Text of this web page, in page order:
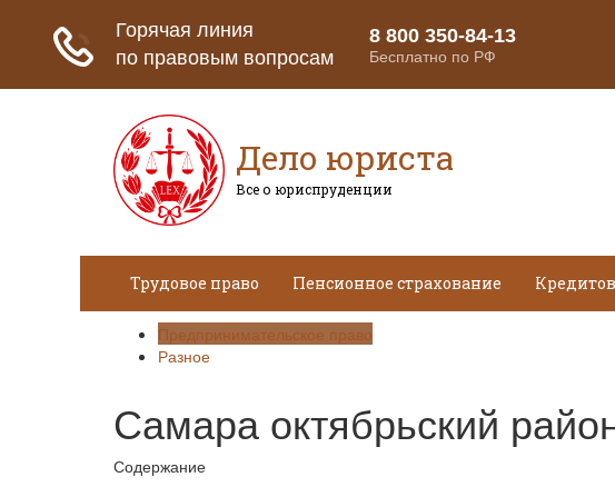
Дело юриста
Все о юриспруденции
Трудовое право Пенсионное страхование
Предпринимательское право
Разное
Самара октябрьский
Содержание